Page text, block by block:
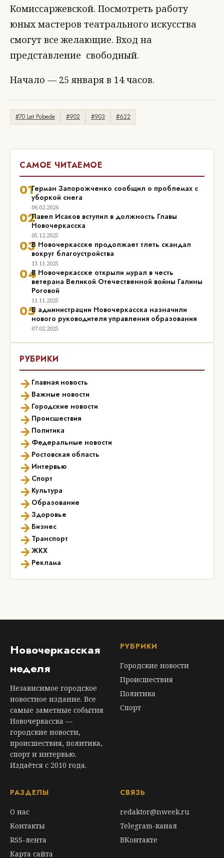
Комиссаржевской. Посмотреть работу
юных мастеров театрального искусства
смогут все желающие. Вход на
представление свободный.
Начало — 25 января в 14 часов.
#70 Let Pobede #902 #903 #622
САМОЕ ЧИТАЕМОЕ
01Герман Запорожченко сообщил о проблемах с
уборкой снега
06.02.2026
02Павел Исаков вступил в должность Главы
Новочеркасска
05.12.2025
03В Новочеркасске продолжает тлеть скандал
вокруг благоустройства
13.11.2025
04В Новочеркасске открыли мурал в честь
ветерана Великой Отечественной войны Галины
Роговой
11.11.2025
05В администрации Новочеркасска назначили
нового руководителя управления образования
07.02.2025
РУБРИКИ
→ Главная новость
→ Важные новости
→ Городские новости
→ Происшествия
→ Политика
→ Федеральные новости
→ Ростовская область
→ Интервью
→ Спорт
→ Культура
→ Образование
→Здоровье
→ Бизнес
→ Транспорт
→ЖКХ
→ Реклама
Новочеркасская
неделя
Независимое городское
новостное издание. Все
самые заметные события
Новочеркасска —
городские новости,
происшествия, политика,
спорт и интервью.
Издаётся с 2010 года.
РУБРИКИ
Городские новости
Происшествия
Политика
Спорт
РАЗДЕЛЫ
О нас
Контакты
RSS-лента
Карта сайта
СВЯЗЬ
redaktor@nweek.ru
Telegram-канал
ВКонтакте